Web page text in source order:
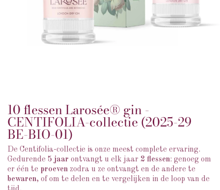
10 flessen Larosée® gin -
CENTIFOLIA-collectie (2025-29
BE-BIO-01)
De Centifolia-collectie is onze meest complete ervaring.
Gedurende 5 jaar ontvangt u elk jaar 2 flessen: genoeg om
er één te proeven zodra u ze ontvangt en de andere te
bewaren, of om te delen en te vergelijken in de loop van de